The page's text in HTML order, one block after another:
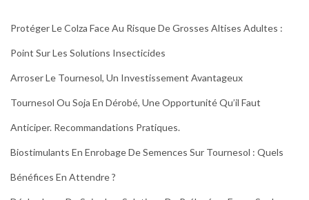
Protéger Le Colza Face Au Risque De Grosses Altises Adultes :
Point Sur Les Solutions Insecticides
Arroser Le Tournesol, Un Investissement Avantageux
Tournesol Ou Soja En Dérobé, Une Opportunité Qu’il Faut
Anticiper. Recommandations Pratiques.
Biostimulants En Enrobage De Semences Sur Tournesol : Quels
Bénéfices En Attendre ?